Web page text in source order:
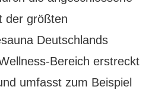
der größten
Deutschlands
Bereich erstreckt
umfasst zum Beispiel